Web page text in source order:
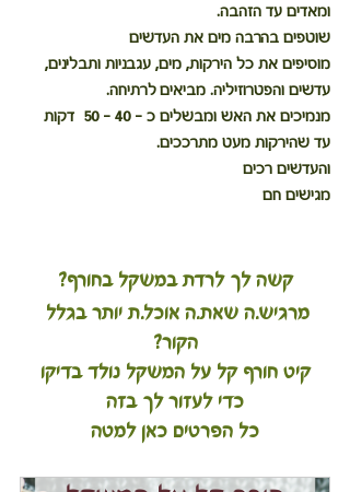
ומאדים עד הזהבה.
שוטפים בהרבה מים את העדשים
מוסיפים את כל הירקות, מים, עגבניות ותבלינים,
עדשים והפטרוזיליה. מביאים לרתיחה.
מנמיכים את האש ומבשלים כ – 40 - 50  דקות
עד שהירקות מעט מתרככים.
והעדשים רכים
מגישים חם
קשה לך לרדת במשקל בחורף?
מרגיש.ה שאת.ה אוכל.ת יותר בגלל
הקור?
קיט חורף קל על המשקל נולד בדיקו
כדי לעזור לך בזה
כל הפרטים כאן למטה